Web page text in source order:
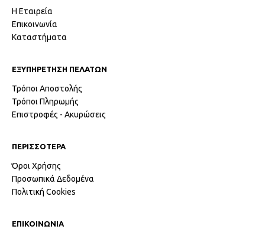
Η Εταιρεία
Επικοινωνία
Καταστήματα
ΕΞΥΠΗΡΕΤΗΣΗ ΠΕΛΑΤΩΝ
Τρόποι Αποστολής
Τρόποι Πληρωμής
Επιστροφές - Ακυρώσεις
ΠΕΡΙΣΣΟΤΕΡΑ
Όροι Χρήσης
Προσωπικά Δεδομένα
Πολιτική Cookies
ΕΠΙΚΟΙΝΩΝΙΑ